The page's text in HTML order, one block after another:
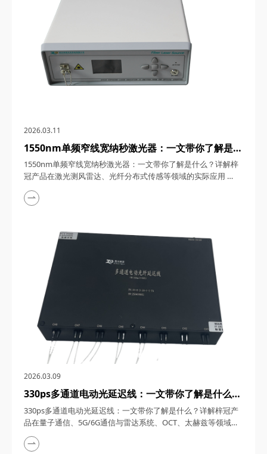
2026.03.11
1550nm单频窄线宽纳秒激光器：一文带你了解是什
么？详解梓冠产品在激光测风雷达、光纤分布式传感
等领域的实际应用
1550nm单频窄线宽纳秒激光器：一文带你了解是什么？详解梓
冠产品在激光测风雷达、光纤分布式传感等领域的实际应用
1550nm单频窄线宽纳秒激光器，在激光技术的浩瀚星空中，犹
如一颗璀璨的明星，以其独特的光学特性和广泛的应用领域，吸
越的性能和稳定的表现，成为了市场上的热门之...
2026.03.09
330ps多通道电动光延迟线：一文带你了解是什么？
详解梓冠产品在量子通信、5G/6G通信与雷达系
统、OCT、太赫兹等领域的实际应用
330ps多通道电动光延迟线：一文带你了解是什么？详解梓冠产
品在量子通信、5G/6G通信与雷达系统、OCT、太赫兹等领域的
实际应用 330ps多通道电动光延迟线，在光通信与光电子技术的
飞速发展中，凭借其高精度、多通道、可调可控等特性，在量子